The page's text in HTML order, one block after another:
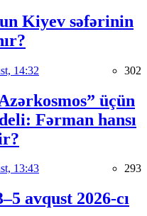
Kiyev səfərinin
14:32 302
üçün
Fərman hansı
13:43 293
avqust 2026-cı